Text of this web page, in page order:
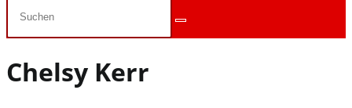
umschalten
Chelsy Kerr